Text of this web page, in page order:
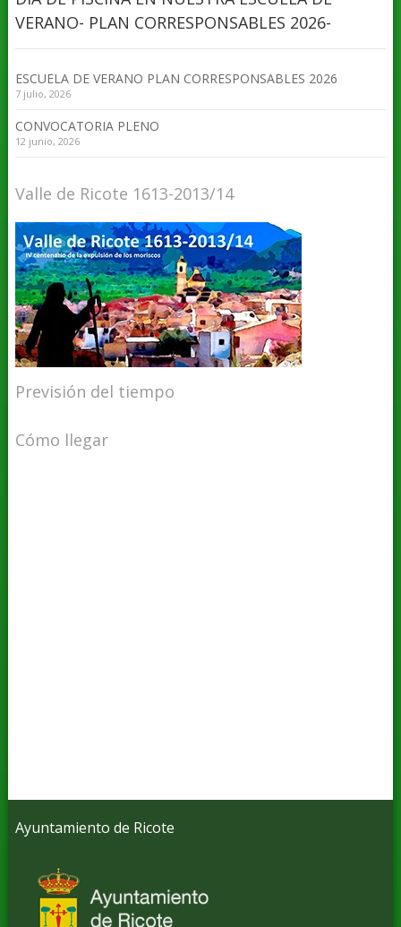
VERANO- PLAN CORRESPONSABLES 2026-
ESCUELA DE VERANO PLAN CORRESPONSABLES 2026
7 julio, 2026
CONVOCATORIA PLENO
12 junio, 2026
Valle de Ricote 1613-2013/14
Previsión del tiempo
Cómo llegar
Ayuntamiento de Ricote